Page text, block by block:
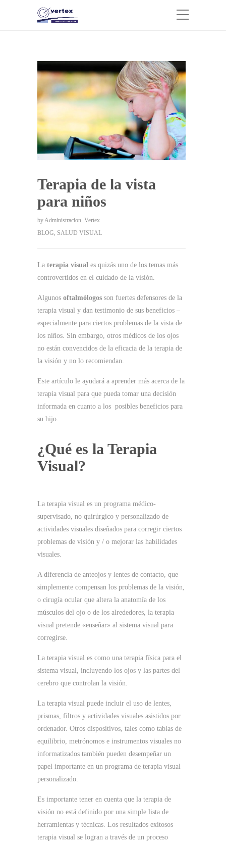
Terapia de la vista
para niños
byAdministracion_Vertex
BLOG, SALUD VISUAL
La terapia visual es quizás uno de los temas más
controvertidos en el cuidado de la visión.
Algunos oftalmólogos son fuertes defensores de la
terapia visual y dan testimonio de sus beneficios –
especialmente para ciertos problemas de la vista de
los niños. Sin embargo, otros médicos de los ojos
no están convencidos de la eficacia de la terapia de
la visión y no lo recomiendan
Este artículo le ayudará a aprender más acerca de la
terapia visual para que pueda tomar una decisión
informada en cuanto a los posibles beneficios para
su hijo.
¿Qué es la Terapia
Visual?
La terapia visual es un programa médico-
supervisado, no quirúrgico y personalizado de
actividades visuales diseñados para corregir ciertos
problemas de visión y / o mejorar las habilidades
visuales.
A diferencia de anteojos y lentes de contacto, que
simplemente compensan los problemas de la visión,
o cirugía ocular que altera la anatomía de los
músculos del ojo o de los alrededores, la terapia
visual pretende «enseñar» al sistema visual para
corregirse.
La terapia visual es como una terapia física para el
sistema visual, incluyendo los ojos y las partes del
cerebro que controlan la visión.
La terapia visual puede incluir el uso de lentes,
prismas, filtros y actividades visuales asistidos por
ordenador. Otros dispositivos, tales como tablas de
equilibrio, metrónomos e instrumentos visuales no
informatizados también pueden desempeñar un
papel importante en un programa de terapia visual
personalizado.
Es importante tener en cuenta que la terapia de
visión no está definido por una simple lista de
herramientas y técnicas. Los resultados exitosos
terapia visual se logran a través de un proceso